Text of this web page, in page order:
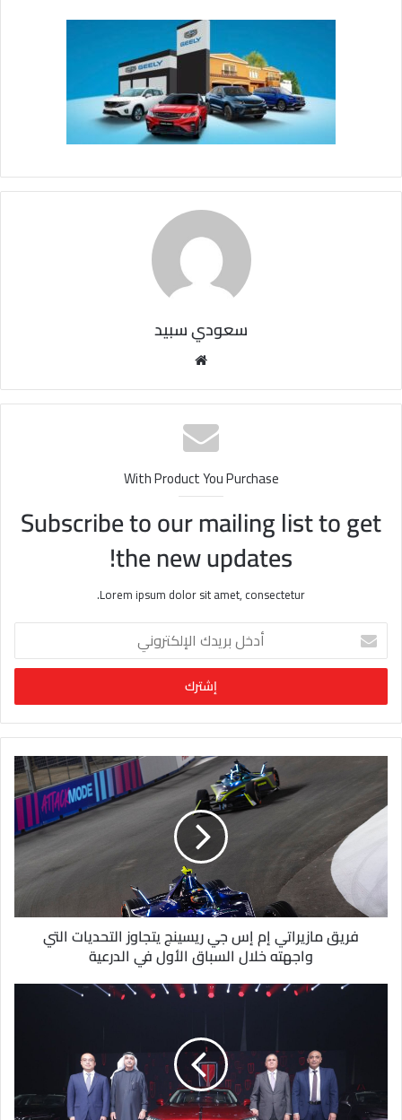
سعودي سبيد
الوي
ب
With Product You Purchase
Subscribe to our mailing list to get
the new updates!
Lorem ipsum dolor sit amet, consectetur.
خ
ب
ر
ي
د
ا
ك
ت
ر
فريق مازيراتي إم إس جي ريسينج يتجاوز التحديات التي
واجهته خلال السباق الأول في الدرعية